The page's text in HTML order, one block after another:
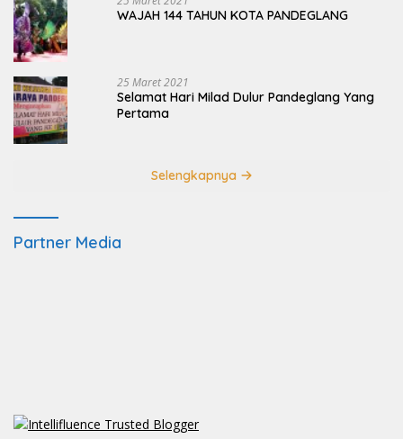
WAJAH 144 TAHUN KOTA PANDEGLANG
25 Maret 2021
Selamat Hari Milad Dulur Pandeglang Yang
Pertama
Selengkapnya
Partner Media